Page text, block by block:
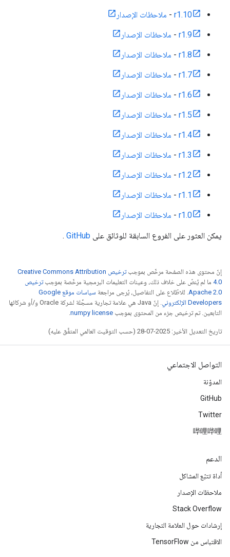
r1.10
- ملاحظات الإصدار
r1.9
- ملاحظات الإصدار
r1.8
- ملاحظات الإصدار
r1.7
- ملاحظات الإصدار
r1.6
- ملاحظات الإصدار
r1.5
- ملاحظات الإصدار
r1.4
- ملاحظات الإصدار
r1.3
- ملاحظات الإصدار
r1.2
- ملاحظات الإصدار
r1.1
- ملاحظات الإصدار
r1.0
- ملاحظات الإصدار
يمكن العثور على الفروع السابقة للوثائق على GitHub
.
إنّ محتوى هذه الصفحة مرخّص بموجب
ترخيص Creative Commons Attribution
4.0‏ ما لم يُنصّ على خلاف ذلك، وعينات التعليمات البرمجية مرخّصة بموجبترخيص
Apache 2.0‏. للاطّلاع على التفاصيل، يُرجى مراجعة
سياسات موقع Google
Developers الإلكتروني
. إنّ Java هي علامة تجارية مسجَّلة لشركة Oracle و/أو شركائها
التابعين. تم ترخيص جزء من المحتوى بموجب numpy license
.
تاريخ التعديل الأخير: 2025-07-28 (حسب التوقيت العالمي المتفَّق عليه)
التواصل الاجتماعي
المدوّنة
GitHub
Twitter
哔哩哔哩
الدعم
أداة تتبّع المشاكل
ملاحظات الإصدار
Stack Overflow
إرشادات حول العلامة التجارية
الاقتباس من TensorFlow